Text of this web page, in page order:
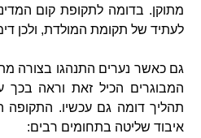
מתוקן. בדומה לתקופת קום
לעתיד של תקומת המולדת, ולכן
גם כאשר נערים התנהגו בצורה
המבוגרים הכיל זאת וראה בכך
תהליך דומה גם עכשיו. התקופה
איבוד שליטה בתחומים רבים: